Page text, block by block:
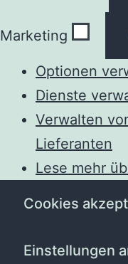
Marketing
Optionen
Dienste
Verwalten
Lieferanten
Lese mehr
Cookies
Einstellungen